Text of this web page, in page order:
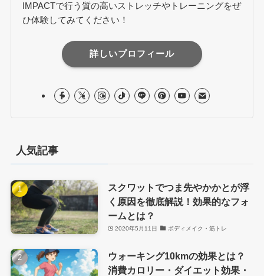
IMPACTで行う質の高いストレッチやトレーニングをぜ
ひ体験してみてください！
詳しいプロフィール
人気記事
スクワットでつま先やかかとが浮
く原因を徹底解説！効果的なフォ
ームとは？
2020年5月11日 ボディメイク・筋トレ
ウォーキング10kmの効果とは？
消費カロリー・ダイエット効果・